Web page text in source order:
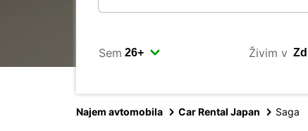
Sem Živim v
Najem avtomobila Car Rental Japan Saga